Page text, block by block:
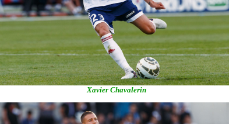
Xavier Chavalerin